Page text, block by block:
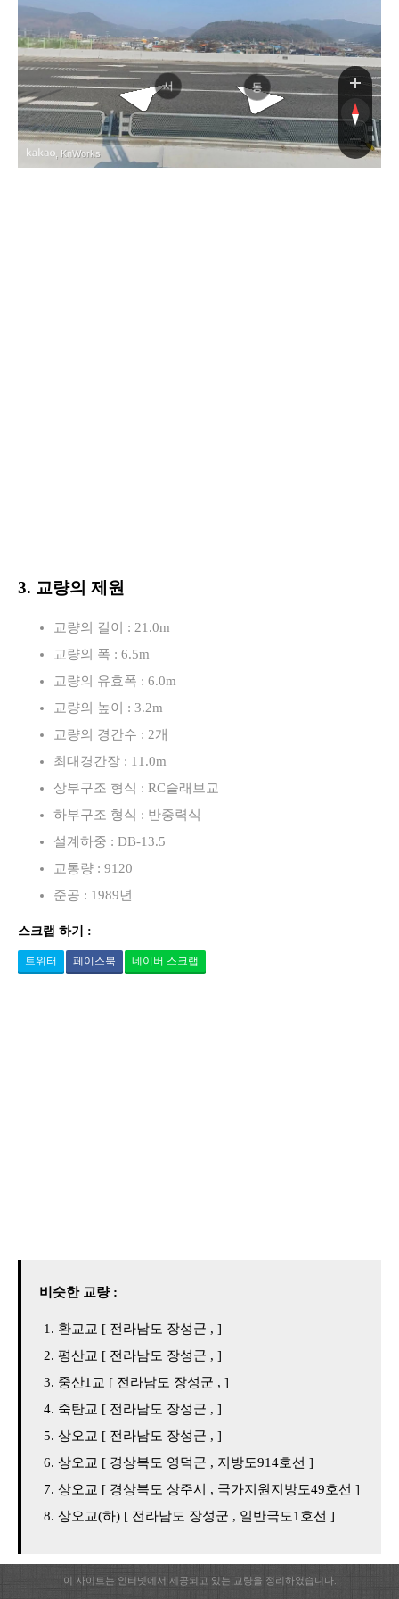
하서대
하서대
서 동
, KnWorks
3. 교량의 제원
교량의 길이 : 21.0m
교량의 폭 : 6.5m
교량의 유효폭 : 6.0m
교량의 높이 : 3.2m
교량의 경간수 : 2개
최대경간장 : 11.0m
상부구조 형식 : RC슬래브교
하부구조 형식 : 반중력식
설계하중 : DB-13.5
교통량 : 9120
준공 : 1989년
스크랩 하기 :
트위터 페이스북 네이버 스크랩
비슷한 교량 :
환교교 [ 전라남도 장성군 , ]
평산교 [ 전라남도 장성군 , ]
중산1교 [ 전라남도 장성군 , ]
죽탄교 [ 전라남도 장성군 , ]
상오교 [ 전라남도 장성군 , ]
상오교 [ 경상북도 영덕군 , 지방도914호선 ]
상오교 [ 경상북도 상주시 , 국가지원지방도49호선 ]
상오교(하) [ 전라남도 장성군 , 일반국도1호선 ]
이 사이트는 인터넷에서 제공되고 있는 교량을 정리하였습니다.